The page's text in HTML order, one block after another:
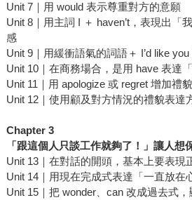
Unit 7｜用 would 表示尊重對方的意願
Unit 8｜用主詞 I ＋ haven’t，表現出「
感
Unit 9｜用緩衝語氣的詞語＋ I’d like
Unit 10｜在商務場合，是用 have 表達
Unit 11｜用 apologize 或 regret 增加禮
Unit 12｜使用顧及對方情況的禮貌表達
Chapter 3
「跟這個人只談工作就夠了！」讓人想
Unit 13｜在對話的開頭，基本上要表現
Unit 14｜用現在完成式表達「一直放在
Unit 15｜把 wonder、can 改成過去式